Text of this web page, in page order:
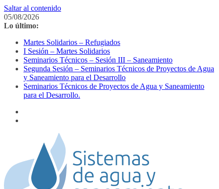
Saltar al contenido
05/08/2026
Lo último:
Martes Solidarios – Refugiados
I Sesión – Martes Solidarios
Seminarios Técnicos – Sesión III – Saneamiento
Segunda Sesión – Seminarios Técnicos de Proyectos de Agua
y Saneamiento para el Desarrollo
Seminarios Técnicos de Proyectos de Agua y Saneamiento
para el Desarrollo.